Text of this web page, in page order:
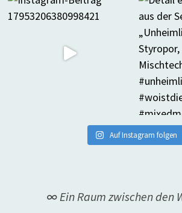
Auf Instagram folgen
∞ Ein Raum zwischen den